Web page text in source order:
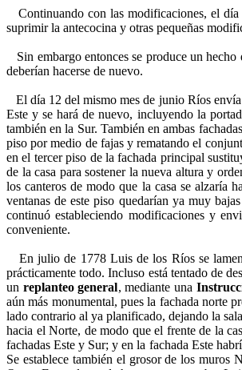
Continuando con las modificaciones, el día
suprimir la antecocina y otras pequeñas
Sin embargo entonces se produce un
deberían hacerse de nuevo.
El día 12 del mismo mes de junio Ríos envía
Este y se hará de nuevo, incluyendo la
también en la Sur. También en ambas
piso por medio de fajas y rematando el
en el tercer piso de la fachada principal
de la casa para sostener la nueva altura y
los canteros de modo que la casa se alzaría
ventanas de este piso quedarían ya muy
continuó estableciendo modificaciones y
conveniente.
En julio de 1778 Luis de los Ríos se
prácticamente todo. Incluso está tentado de
un replanteo general, mediante una
aún más monumental, pues la fachada norte
lado contrario al ya planificado, dejando la
hacia el Norte, de modo que el frente de la
fachadas Este y Sur; y en la fachada Este
Se establece también el grosor de los muros